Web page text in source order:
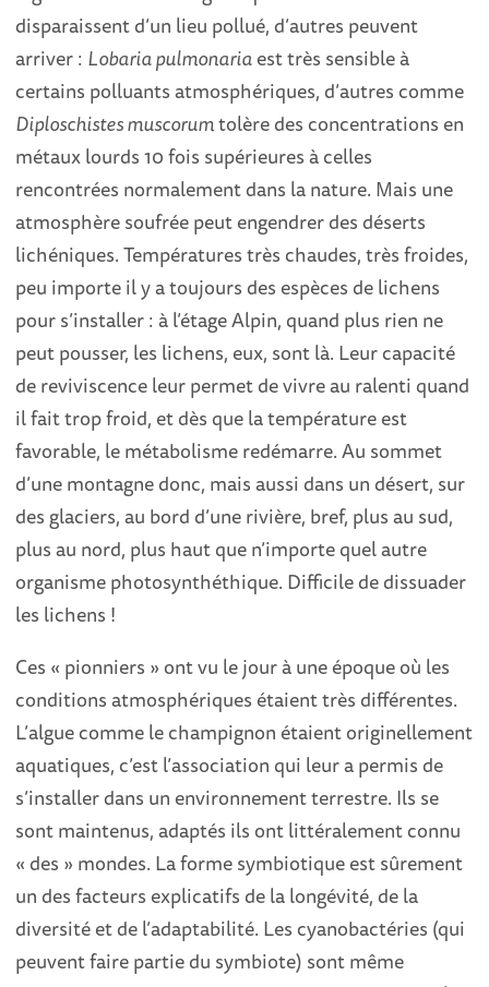
disparaissent d’un lieu pollué, d’autres peuvent
arriver : Lobaria pulmonariaest très sensible à
certains polluants atmosphériques, d’autres comme
Diploschistes muscorumtolère des concentrations en
métaux lourds 10 fois supérieures à celles
rencontrées normalement dans la nature. Mais une
atmosphère soufrée peut engendrer des déserts
lichéniques. Températures très chaudes, très froides,
peu importe il y a toujours des espèces de lichens
pour s’installer : à l’étage Alpin, quand plus rien ne
peut pousser, les lichens, eux, sont là. Leur capacité
de reviviscence leur permet de vivre au ralenti quand
il fait trop froid, et dès que la température est
favorable, le métabolisme redémarre. Au sommet
d’une montagne donc, mais aussi dans un désert, sur
des glaciers, au bord d’une rivière, bref, plus au sud,
plus au nord, plus haut que n’importe quel autre
organisme photosynthéthique. Difficile de dissuader
les lichens !
Ces « pionniers » ont vu le jour à une époque où les
conditions atmosphériques étaient très différentes.
L’algue comme le champignon étaient originellement
aquatiques, c’est l’association qui leur a permis de
s’installer dans un environnement terrestre. Ils se
sont maintenus, adaptés ils ont littéralement connu
« des » mondes. La forme symbiotique est sûrement
un des facteurs explicatifs de la longévité, de la
diversité et de l’adaptabilité. Les cyanobactéries (qui
peuvent faire partie du symbiote) sont même